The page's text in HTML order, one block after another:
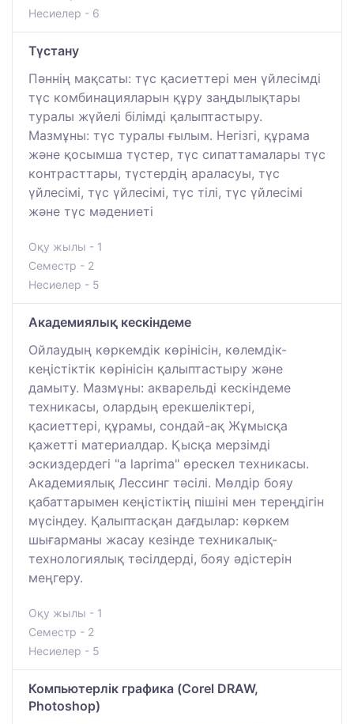
Несиелер - 6
Түстану
Пәннің мақсаты: түс қасиеттері мен үйлесімді
түс комбинацияларын құру заңдылықтары
туралы жүйелі білімді қалыптастыру.
Мазмұны: түс туралы ғылым. Негізгі, құрама
және қосымша түстер, түс сипаттамалары түс
контрасттары, түстердің араласуы, түс
үйлесімі, түс үйлесімі, түс тілі, түс үйлесімі
және түс мәдениеті
Оқу жылы - 1
Семестр - 2
Несиелер - 5
Академиялық кескіндеме
Ойлаудың көркемдік көрінісін, көлемдік-
кеңістіктік көрінісін қалыптастыру және
дамыту. Мазмұны: акварельді кескіндеме
техникасы, олардың ерекшеліктері,
қасиеттері, құрамы, сондай-ақ Жұмысқа
қажетті материалдар. Қысқа мерзімді
эскиздердегі "a laprima" өрескел техникасы.
Академиялық Лессинг тәсілі. Мөлдір бояу
қабаттарымен кеңістіктің пішіні мен тереңдігін
мүсіндеу. Қалыптасқан дағдылар: көркем
шығарманы жасау кезінде техникалық-
технологиялық тәсілдерді, бояу әдістерін
меңгеру.
Оқу жылы - 1
Семестр - 2
Несиелер - 5
Компьютерлік графика (Corel DRAW,
Photoshop)